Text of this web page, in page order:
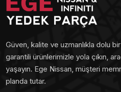
Güven, kalite ve uzmanlıkla dolu
garantili ürünlerimizle yola çıkın,
yaşayın. Ege Nissan, müşteri
planda tutar.